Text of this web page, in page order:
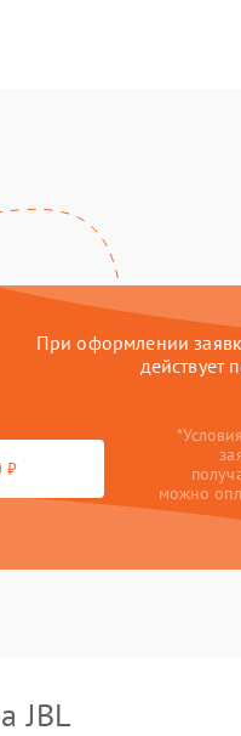
При оформлении
действует
₽
можно
JBL